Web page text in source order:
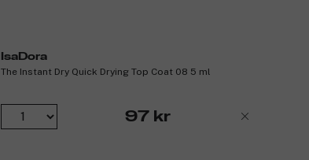
IsaDora
The Instant Dry Quick Drying Top Coat 08 5 ml
97 kr